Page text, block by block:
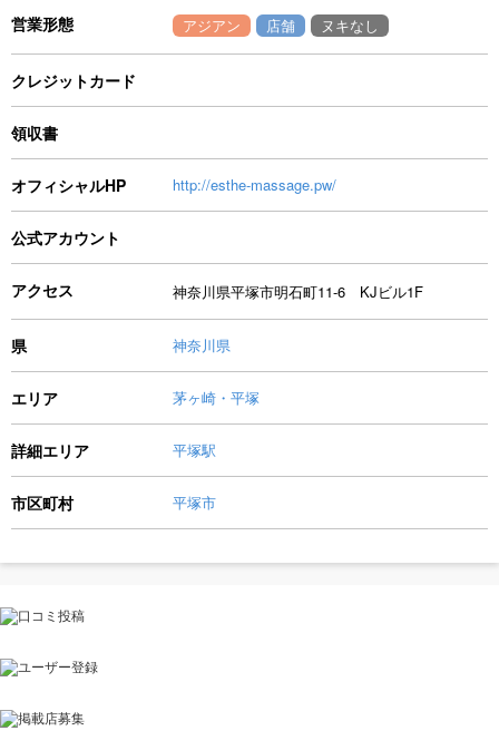
営業形態 アジアン 店舗 ヌキなし
クレジットカード
領収書
オフィシャルHP http://esthe-massage.pw/
公式アカウント
アクセス 神奈川県平塚市明石町11-6 KJビル1F
県 神奈川県
エリア 茅ヶ崎・平塚
詳細エリア 平塚駅
市区町村 平塚市